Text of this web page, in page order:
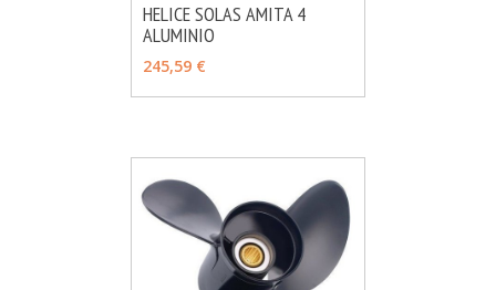
VER OPCIONES
HELICE SOLAS AMITA 4
ALUMINIO
245,59 €